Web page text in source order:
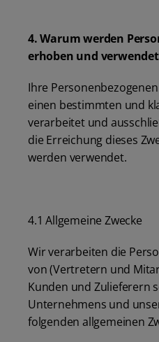
4. Warum werden
erhoben und
Ihre
einen bestimmten und
verarbeitet und
die Erreichung dieses
werden verwendet.
4.1 Allgemeine Zwecke
Wir verarbeiten die
von (Vertretern und
Kunden und Zulieferern
Unternehmens und
folgenden allgemeinen